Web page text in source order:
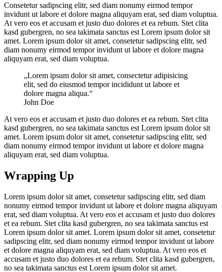
Consetetur sadipscing elitr, sed diam nonumy eirmod tempor
invidunt ut labore et dolore magna aliquyam erat, sed diam voluptua.
At vero eos et accusam et justo duo dolores et ea rebum. Stet clita
kasd gubergren, no sea takimata sanctus est Lorem ipsum dolor sit
amet. Lorem ipsum dolor sit amet, consetetur sadipscing elitr, sed
diam nonumy eirmod tempor invidunt ut labore et dolore magna
aliquyam erat, sed diam voluptua.
„Lorem ipsum dolor sit amet, consectetur adipisicing
elit, sed do eiusmod tempor incididunt ut labore et
dolore magna aliqua.“
John Doe
At vero eos et accusam et justo duo dolores et ea rebum. Stet clita
kasd gubergren, no sea takimata sanctus est Lorem ipsum dolor sit
amet. Lorem ipsum dolor sit amet, consetetur sadipscing elitr, sed
diam nonumy eirmod tempor invidunt ut labore et dolore magna
aliquyam erat, sed diam voluptua.
Wrapping Up
Lorem ipsum dolor sit amet, consetetur sadipscing elitr, sed diam
nonumy eirmod tempor invidunt ut labore et dolore magna aliquyam
erat, sed diam voluptua. At vero eos et accusam et justo duo dolores
et ea rebum. Stet clita kasd gubergren, no sea takimata sanctus est
Lorem ipsum dolor sit amet. Lorem ipsum dolor sit amet, consetetur
sadipscing elitr, sed diam nonumy eirmod tempor invidunt ut labore
et dolore magna aliquyam erat, sed diam voluptua. At vero eos et
accusam et justo duo dolores et ea rebum. Stet clita kasd gubergren,
no sea takimata sanctus est Lorem ipsum dolor sit amet.